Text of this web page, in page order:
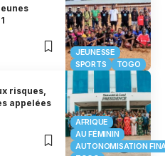
JEUNESSE
SPORTS
TOGO
AFRIQUE
AU FÉMININ
AUTONOMISATION
risques,
appelées